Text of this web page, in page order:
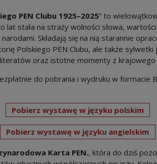
PEN Clubu 1925–2025” to
lat stała na straży wolności słowa,
Składają się na nią starannie
Polskiego PEN Clubu, ale także
oraz istotne momenty z krajowego
do pobrania i wydruku w formacie
Pobierz wystawę w języku polskim
Pobierz wystawę w języku angielskim
Karta PEN., która do dziś